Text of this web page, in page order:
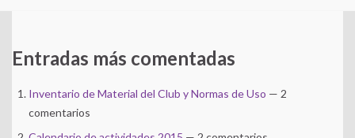
Entradas más comentadas
Inventario de Material del Club y Normas de Uso — 2
comentarios